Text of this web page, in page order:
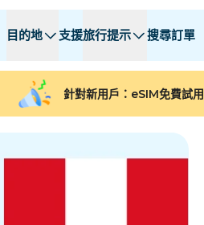
目的地 支援旅行提示 搜尋訂單
所有目的地
阿根廷
所有目的地
針對新用戶：eSIM免費試用